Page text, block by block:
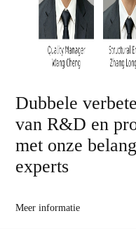
Dubbele
van R&D en
met onze
experts
Meer informatie